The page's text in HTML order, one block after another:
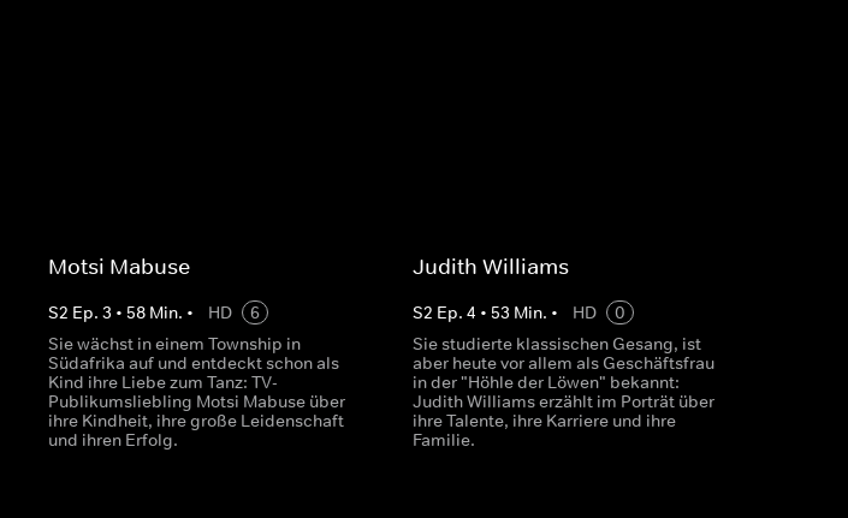
Motsi Mabuse
S2 Ep. 3 • 58Min. • HD
6
Sie wächst in einem Township in
Südafrika auf und entdeckt schon als
Kind ihre Liebe zum Tanz: TV-
Publikumsliebling Motsi Mabuse über
ihre Kindheit, ihre große Leidenschaft
und ihren Erfolg.
Judith Williams
S2 Ep. 4 • 53 Min. • HD
0
Sie studierte klassischen Gesang, ist
aber heute vor allem als Geschäftsfrau
in der "Höhle der Löwen" bekannt:
Judith Williams erzählt im Porträt über
ihre Talente, ihre Karriere und ihre
Familie.